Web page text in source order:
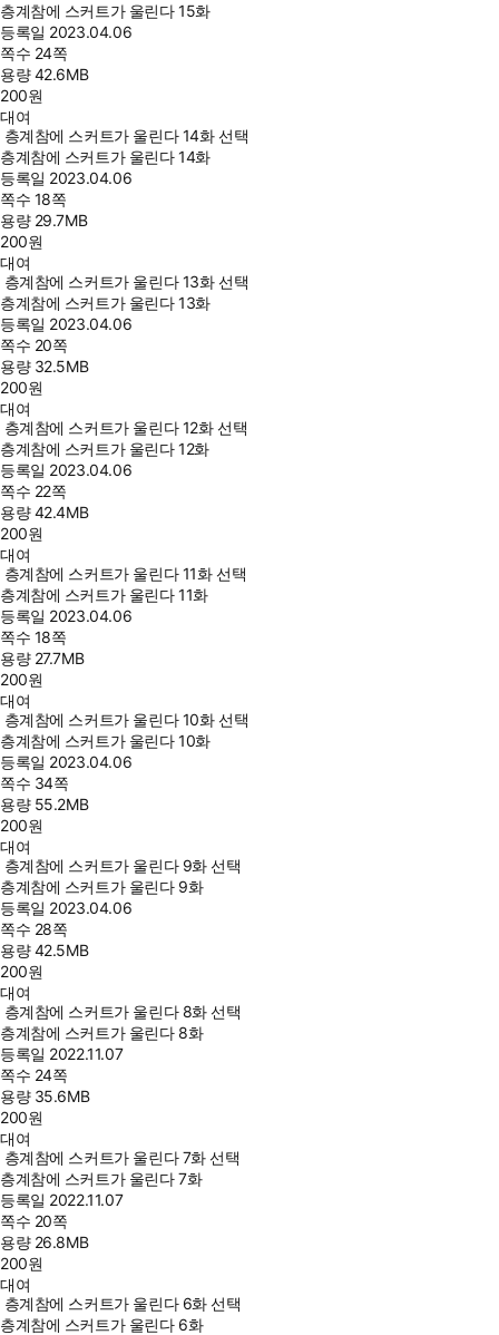
층계참에 스커트가 울린다 15화
등록일 2023.04.06
쪽수 24쪽
용량42.6MB
200원
대여
층계참에 스커트가 울린다 14화 선택
층계참에 스커트가 울린다 14화
등록일 2023.04.06
쪽수 18쪽
용량 29.7MB
200원
대여
층계참에 스커트가 울린다 13화 선택
층계참에 스커트가 울린다 13화
등록일 2023.04.06
쪽수 20쪽
용량 32.5MB
200원
대여
층계참에 스커트가 울린다 12화 선택
층계참에 스커트가 울린다 12화
등록일 2023.04.06
쪽수 22쪽
용량42.4MB
200원
대여
층계참에 스커트가 울린다 11화 선택
층계참에 스커트가 울린다 11화
등록일 2023.04.06
쪽수 18쪽
용량 27.7MB
200원
대여
층계참에 스커트가 울린다 10화 선택
층계참에 스커트가 울린다 10화
등록일 2023.04.06
쪽수 34쪽
용량 55.2MB
200원
대여
층계참에 스커트가 울린다 9화 선택
층계참에 스커트가 울린다 9화
등록일 2023.04.06
쪽수 28쪽
용량42.5MB
200원
대여
층계참에 스커트가 울린다 8화 선택
층계참에 스커트가 울린다 8화
등록일 2022.11.07
쪽수 24쪽
용량 35.6MB
200원
대여
층계참에 스커트가 울린다 7화 선택
층계참에 스커트가 울린다 7화
등록일 2022.11.07
쪽수 20쪽
용량 26.8MB
200원
대여
층계참에 스커트가 울린다 6화 선택
층계참에 스커트가 울린다 6화